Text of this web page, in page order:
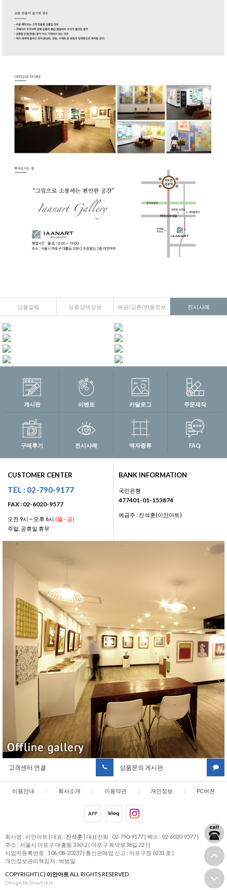
상품알림 상품상세정보 배송/교환/반품정보 전시사례
게시판 이벤트 카달로그 주문제작
구매후기 전시사례 액자종류 FAQ
CUSTOMER CENTER
TEL : 02-790-9177
FAX : 02-6020-9577
오전 9시 ~ 오후 6시 (월 - 금)
주말, 공휴일 휴무
BANK INFORMATION
국민은행
477401-01-153874
예금주 : 진석훈(이안아트)
고객센터 연결 상품문의 게시판
이용안내 회사소개 이용약관 개인정보 PC버젼
회사명 : 이안아트 대표 : 진석훈 대표전화 : 02-790-9177 팩스 : 02-6020-9577
주소 : 서울시 마포구 대흥동 330-2 ( 마포구 독막로38길 22 )
사업자등록번호 : 106-08-20237
통신판매업 신고 : 마포구청 0231 호
개인정보관리책임자 : 박범일
COPYRIGHT(C) 이안아트 ALL RIGHTS RESERVED.